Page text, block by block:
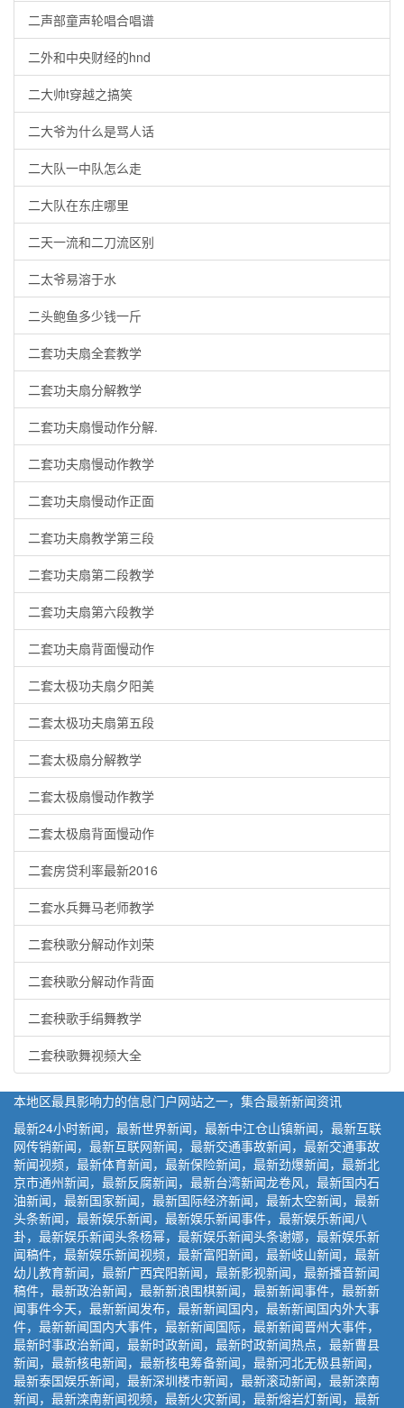
二声部童声轮唱合唱谱
二外和中央财经的hnd
二大帅t穿越之搞笑
二大爷为什么是骂人话
二大队一中队怎么走
二大队在东庄哪里
二天一流和二刀流区别
二太爷易溶于水
二头鲍鱼多少钱一斤
二套功夫扇全套教学
二套功夫扇分解教学
二套功夫扇慢动作分解.
二套功夫扇慢动作教学
二套功夫扇慢动作正面
二套功夫扇教学第三段
二套功夫扇第二段教学
二套功夫扇第六段教学
二套功夫扇背面慢动作
二套太极功夫扇夕阳美
二套太极功夫扇第五段
二套太极扇分解教学
二套太极扇慢动作教学
二套太极扇背面慢动作
二套房贷利率最新2016
二套水兵舞马老师教学
二套秧歌分解动作刘荣
二套秧歌分解动作背面
二套秧歌手绢舞教学
二套秧歌舞视频大全
本地区最具影响力的信息门户网站之一，集合最新新闻资讯
最新24小时新闻，最新世界新闻，最新中江仓山镇新闻，最新互联
网传销新闻，最新互联网新闻，最新交通事故新闻，最新交通事故
新闻视频，最新体育新闻，最新保险新闻，最新劲爆新闻，最新北
京市通州新闻，最新反腐新闻，最新台湾新闻龙卷风，最新国内石
油新闻，最新国家新闻，最新国际经济新闻，最新太空新闻，最新
头条新闻，最新娱乐新闻，最新娱乐新闻事件，最新娱乐新闻八
卦，最新娱乐新闻头条杨幂，最新娱乐新闻头条谢娜，最新娱乐新
闻稿件，最新娱乐新闻视频，最新富阳新闻，最新岐山新闻，最新
幼儿教育新闻，最新广西宾阳新闻，最新影视新闻，最新播音新闻
稿件，最新政治新闻，最新新浪围棋新闻，最新新闻事件，最新新
闻事件今天，最新新闻发布，最新新闻国内，最新新闻国内外大事
件，最新新闻国内大事件，最新新闻国际，最新新闻晋州大事件，
最新时事政治新闻，最新时政新闻，最新时政新闻热点，最新曹县
新闻，最新核电新闻，最新核电筹备新闻，最新河北无极县新闻，
最新泰国娱乐新闻，最新深圳楼市新闻，最新滚动新闻，最新滦南
新闻，最新滦南新闻视频，最新火灾新闻，最新熔岩灯新闻，最新